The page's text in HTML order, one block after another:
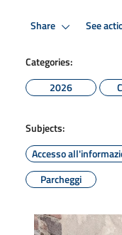
Share See
Categories:
2026
Subjects:
Accesso
Parcheggi